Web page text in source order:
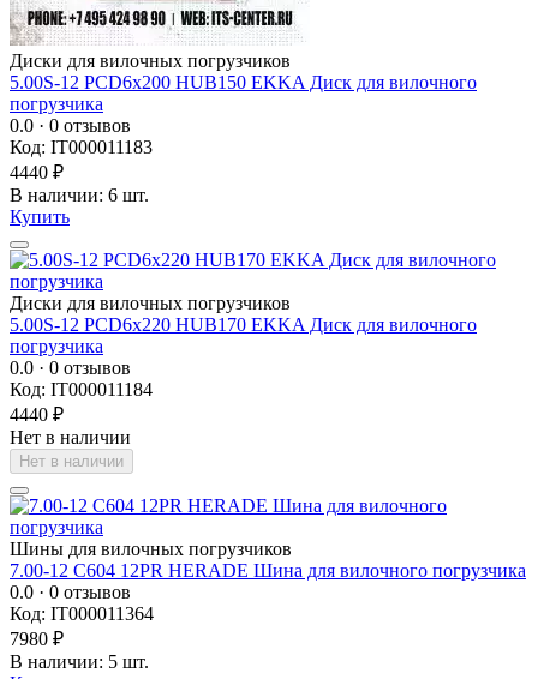
Диски для вилочных погрузчиков
5.00S-12 PCD6x200 HUB150 EKKA Диск для вилочного
погрузчика
0.0 · 0 отзывов
Код: IT000011183
4440 ₽
В наличии: 6 шт.
Купить
Диски для вилочных погрузчиков
5.00S-12 PCD6x220 HUB170 EKKA Диск для вилочного
погрузчика
0.0 · 0 отзывов
Код: IT000011184
4440 ₽
Нет в наличии
Нет в наличии
Шины для вилочных погрузчиков
7.00-12 C604 12PR HERADE Шина для вилочного погрузчика
0.0 · 0 отзывов
Код: IT000011364
7980 ₽
В наличии: 5 шт.